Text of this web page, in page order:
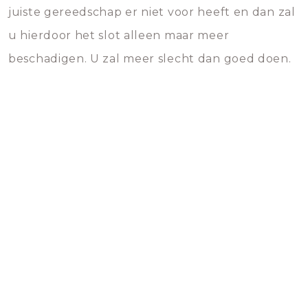
juiste gereedschap er niet voor heeft en dan zal
u hierdoor het slot alleen maar meer
beschadigen. U zal meer slecht dan goed doen.